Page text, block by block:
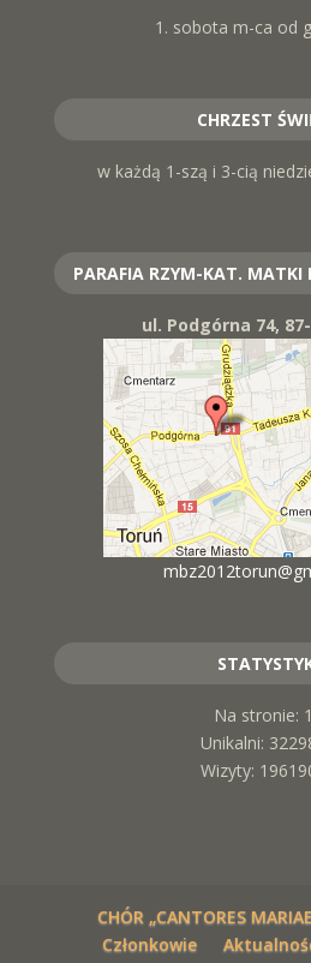
1. sobota m-ca od
CHRZEST
w każdą 1-szą i 3-cią
PARAFIA RZYM-KAT. MATKI
ul. Podgórna 74,
Na stronie:
Unikalni:
Wizyty:
CHÓR „CANTORES
Członkowie